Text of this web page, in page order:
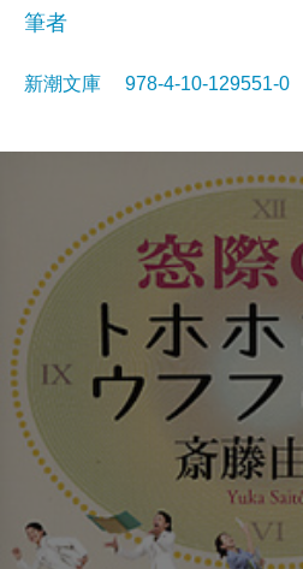
筆者
新潮文庫 978-4-10-129551-